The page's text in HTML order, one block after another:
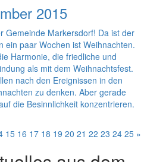
2015
Gemeinde Markersdorf! Da ist der
ein paar Wochen ist Weihnachten.
Harmonie, die friedliche und
als mit dem Weihnachtsfest.
nach den Ereignissen in den
zu denken. Aber gerade
die Besinnlichkeit konzentrieren.
15 16 17 18 19 20 21 22 23 24 25 »